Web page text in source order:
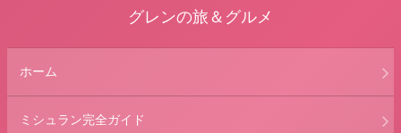
グレンの旅＆グルメ
ホーム
ミシュラン完全ガイド